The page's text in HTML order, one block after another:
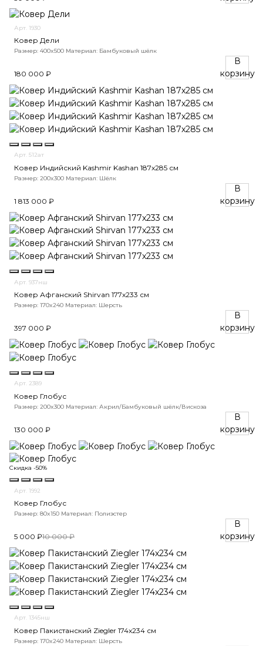
Арт. 1930
Ковер Дели
Размер: 400x500 Материал: Бамбуковый шёлк
180 000 ₽
В
корзину
Арт. 512ат
Ковер Индийский Kashmir Kashan 187x285 см
Размер: 200x300 Материал: Шёлк
1 813 000 ₽
В
корзину
Арт. 937нш
Ковер Афганский Shirvan 177x233 см
Размер: 170x240 Материал: Шерсть
397 000 ₽
В
корзину
Арт. 2389
Ковер Глобус
Размер: 200x300 Материал: Акрил/Бамбуковый шёлк/Вискоза
130 000 ₽
В
корзину
Скидка -50%
Арт. 1992
Ковер Глобус
Размер: 80x150 Материал: Полиэстер
5 000 ₽10 000 ₽
В
корзину
Арт. 1345нш
Ковер Пакистанский Ziegler 174x234 см
Размер: 170x240 Материал: Шерсть